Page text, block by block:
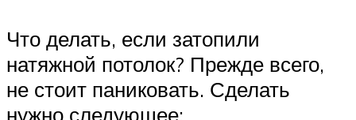
Что делать, если затопили
натяжной потолок? Прежде всего,
не стоит паниковать. Сделать
нужно следующее: